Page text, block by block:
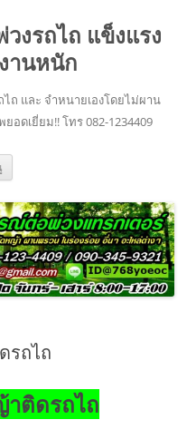
งรถไถ แข็งแรง
านหนัก
ถ และ จำหนายเองโดยไม่ผาน
ดเยี่ยม!! โทร 082-1234409
รถไถ
าติดรถไถ